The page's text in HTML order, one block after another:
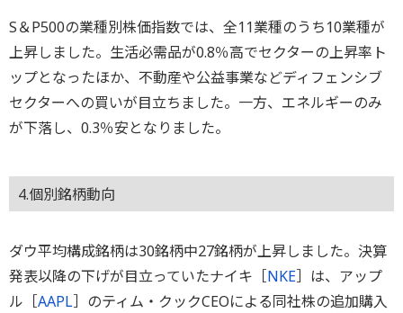
S＆P500の業種別株価指数では、全11業種のうち10業種が
上昇しました。生活必需品が0.8％高でセクターの上昇率ト
ップとなったほか、不動産や公益事業などディフェンシブ
セクターへの買いが目立ちました。一方、エネルギーのみ
が下落し、0.3％安となりました。
4.個別銘柄動向
ダウ平均構成銘柄は30銘柄中27銘柄が上昇しました。決算
発表以降の下げが目立っていたナイキ［NKE］は、アップ
ル［AAPL］のティム・クックCEOによる同社株の追加購入